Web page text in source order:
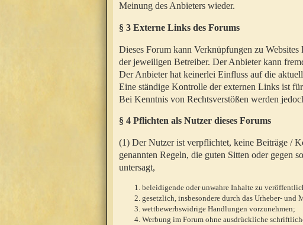
Meinung des Anbieters wieder.
§ 3 Externe Links des Forums
Dieses Forum kann Verknüpfungen zu
der jeweiligen Betreiber. Der Anbieter kann
Der Anbieter hat keinerlei Einfluss auf die
Eine ständige Kontrolle der externen Links ist
Bei Kenntnis von Rechtsverstößen werden
§ 4 Pflichten als Nutzer dieses Forums
(1) Der Nutzer ist verpflichtet, keine Beiträge /
genannten Regeln, die guten Sitten oder gegen
untersagt,
beleidigende oder unwahre Inhalte zu
gesetzlich, insbesondere durch das Urheber-
wettbewerbswidrige Handlungen vorzunehmen;
Werbung im Forum ohne ausdrückliche